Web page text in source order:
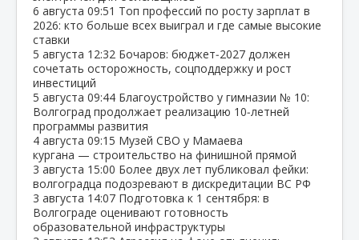
6 августа 09:51 Топ профессий по росту зарплат в
2026: кто больше всех выиграл и где самые высокие
ставки
5 августа 12:32 Бочаров: бюджет‑2027 должен
сочетать осторожность, соцподдержку и рост
инвестиций
5 августа 09:44 Благоустройство у гимназии № 10:
Волгоград продолжает реализацию 10‑летней
программы развития
4 августа 09:15 Музей СВО у Мамаева
кургана — строительство на финишной прямой
3 августа 15:00 Более двух лет публиковал фейки:
волгоградца подозревают в дискредитации ВС РФ
3 августа 14:07 Подготовка к 1 сентября: в
Волгограде оценивают готовность
образовательной инфраструктуры